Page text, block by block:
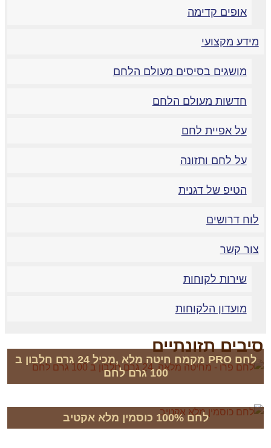
אופים קדימה
מידע מקצועי
מושגים בסיסים מעולם הלחם
חדשות מעולם הלחם
על אפיית לחם
על לחם ותזונה
הטיפ של דגנית
לוח דרושים
צור קשר
שירות לקוחות
מועדון הלקוחות
סיבים תזונתיים
לחם PRO מקמח חיטה מלא ,מכיל 24 גרם חלבון ב
100 גרם לחם
לחם 100% כוסמין מלא אקטיב